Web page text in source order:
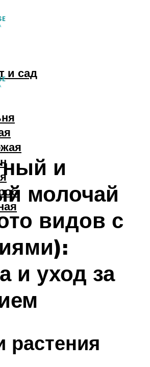
и сад
и
молочай
видов с
и уход за
растения